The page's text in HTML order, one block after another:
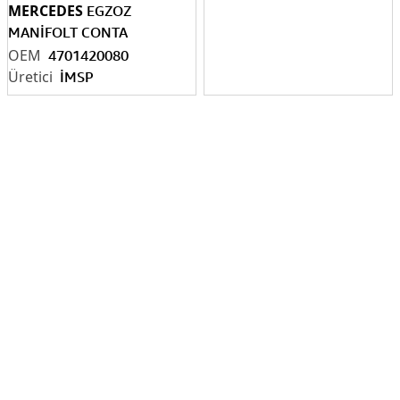
4701420080
MERCEDES EGZOZ
MANİFOLT CONTA
4701420080339.630
İMSP